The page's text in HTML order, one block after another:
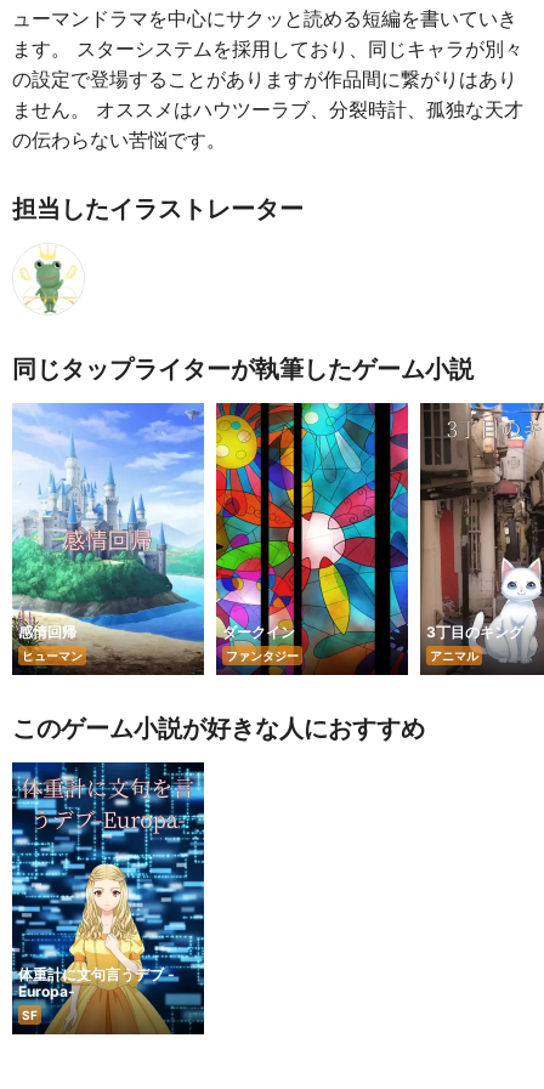
ューマンドラマを中心にサクッと読める短編を書いていき
ます。 スターシステムを採用しており、同じキャラが別々
の設定で登場することがありますが作品間に繋がりはあり
ません。 オススメはハウツーラブ、分裂時計、孤独な天才
の伝わらない苦悩です。
担当したイラストレーター
同じタップライターが執筆したゲーム小説
感情回帰
ヒューマン
ダークイン
ファンタジー
3丁目のキング
アニマル
このゲーム小説が好きな人におすすめ
体重計に文句言うデブ -
Europa-
SF